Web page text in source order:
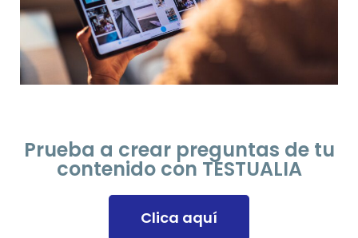
Prueba a crear preguntas de tu
contenido con TESTUALIA
Clica aquí